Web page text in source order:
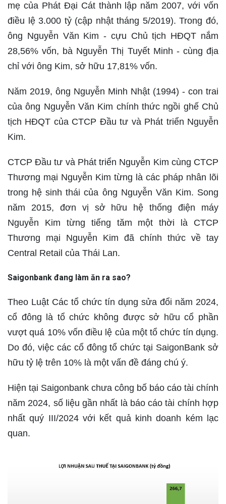
mẹ của Phát Đại Cát thành lập năm 2007, với vốn
điều lệ 3.000 tỷ (cập nhật tháng 5/2019). Trong đó,
ông Nguyễn Văn Kim - cựu Chủ tịch HĐQT nắm
28,56% vốn, bà Nguyễn Thị Tuyết Minh - cùng địa
chỉ với ông Kim, sở hữu 17,81% vốn.
Năm 2019, ông Nguyễn Minh Nhật (1994) - con trai
của ông Nguyễn Văn Kim chính thức ngồi ghế Chủ
tịch HĐQT của CTCP Đầu tư và Phát triển Nguyễn
Kim.
CTCP Đầu tư và Phát triển Nguyễn Kim cùng CTCP
Thương mại Nguyễn Kim từng là các pháp nhân lõi
trong hệ sinh thái của ông Nguyễn Văn Kim. Song
năm 2015, đơn vị sở hữu hệ thống điện máy
Nguyễn Kim từng tiếng tăm một thời là CTCP
Thương mại Nguyễn Kim đã chính thức về tay
Central Retail của Thái Lan.
Saigonbank đang làm ăn ra sao?
Theo Luật Các tổ chức tín dụng sửa đổi năm 2024,
cổ đông là tổ chức không được sở hữu cổ phần
vượt quá 10% vốn điều lệ của một tổ chức tín dụng.
Do đó, việc các cổ đông tổ chức tại SaigonBank sở
hữu tỷ lệ trên 10% là một vấn đề đáng chú ý.
Hiện tại Saigonbank chưa công bố báo cáo tài chính
năm 2024, số liệu gần nhất là báo cáo tài chính hợp
nhất quý III/2024 với kết quả kinh doanh kém lạc
quan.